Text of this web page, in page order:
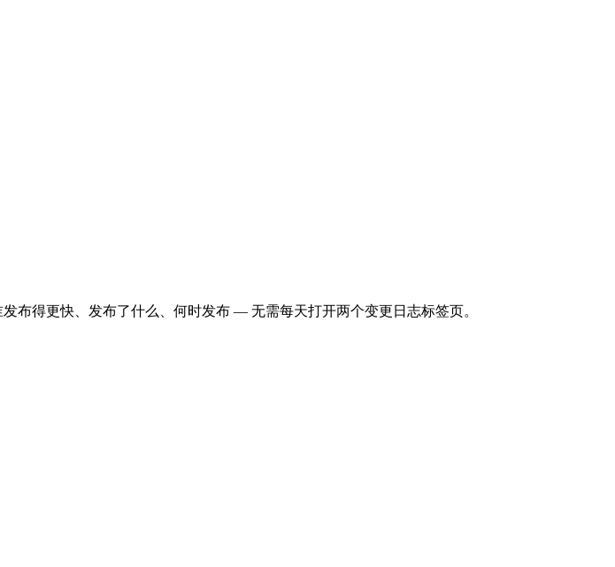
布得更快、发布了什么、何时发布 — 无需每天打开两个变更日志标签页。